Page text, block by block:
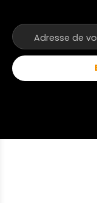
joignables par
8h00 à 19h00,
Adresse de